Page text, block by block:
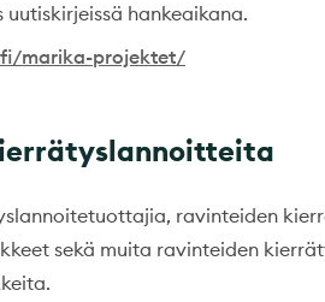
hankeaikana.
marika-projektet/
ravinteiden
sekä muita ravinteiden